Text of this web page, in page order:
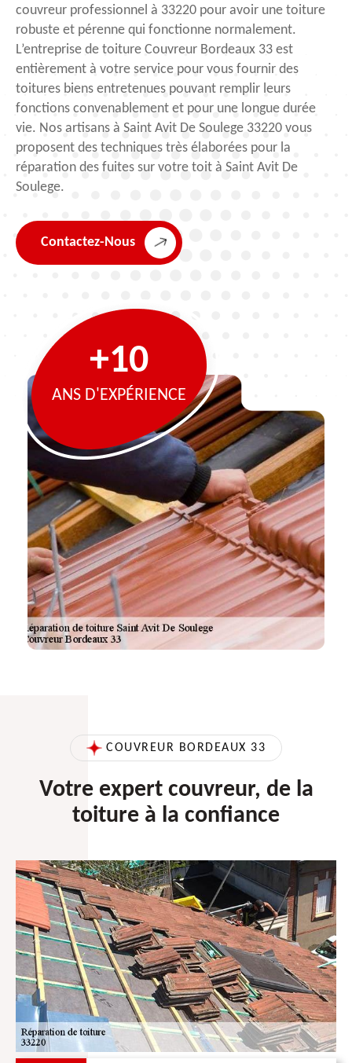
couvreur professionnel à 33220 pour avoir une toiture
robuste et pérenne qui fonctionne normalement.
L’entreprise de toiture Couvreur Bordeaux 33 est
entièrement à votre service pour vous fournir des
toitures biens entretenues pouvant remplir leurs
fonctions convenablement et pour une longue durée
vie. Nos artisans à Saint Avit De Soulege 33220 vous
proposent des techniques très élaborées pour la
réparation des fuites sur votre toit à Saint Avit De
Soulege.
Contactez-Nous
+10
ANS D'EXPÉRIENCE
COUVREUR BORDEAUX 33
Votre expert couvreur, de la
toiture à la confiance